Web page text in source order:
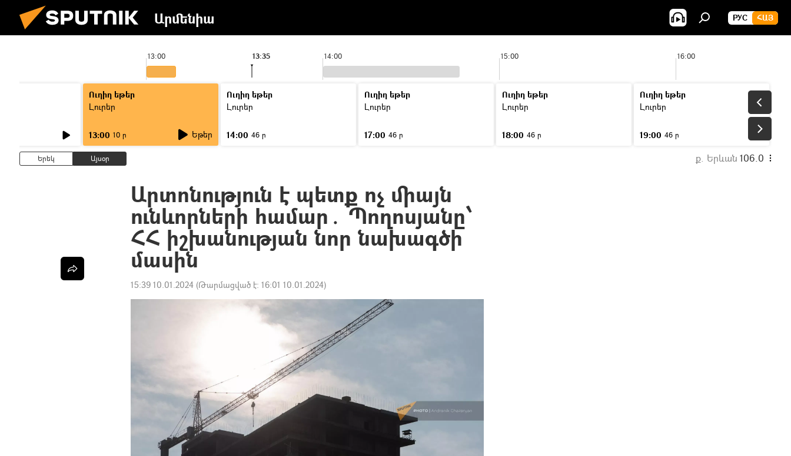
Արմենիա РУС ՀԱՅ
13:00 14:00 15:00 16:00
13:35
Ուղիղ եթեր
Լուրեր
13:00 10 ր Եթեր
Ուղիղ եթեր
Լուրեր
14:00 46 ր
Ուղիղ եթեր
Լուրեր
17:00 46 ր
Ուղիղ եթեր
Լուրեր
18:00 46 ր
Ուղիղ եթեր
Լուրեր
19:00 46 ր
Երեկ Այսօր ք. Երևան 106.0
Արտոնություն է պետք ոչ միայն
ունևորների համար․ Պողոսյանը՝
ՀՀ իշխանության նոր նախագծի
մասին
15:39 10.01.2024 (Թարմացված է: 16:01 10.01.2024)